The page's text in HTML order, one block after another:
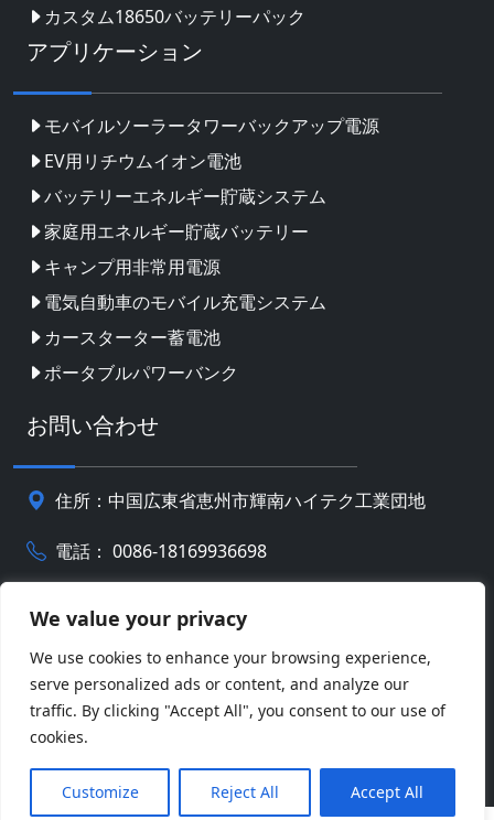
We value your privacy
We use cookies to enhance your browsing experience,
serve personalized ads or content, and analyze our
traffic. By clicking "Accept All", you consent to our use of
cookies.
Customize Reject All Accept All
カスタム18650バッテリーパック
アプリケーション
モバイルソーラータワーバックアップ電源
EV用リチウムイオン電池
バッテリーエネルギー貯蔵システム
家庭用エネルギー貯蔵バッテリー
キャンプ用非常用電源
電気自動車のモバイル充電システム
カースターター蓄電池
ポータブルパワーバンク
お問い合わせ
住所：中国広東省恵州市輝南ハイテク工業団地
電話： 0086-18169936698
プライバシーポリシー
© 著作権 2026 恵州JBバッテリーテクノロジーリミテッ
LinkedInWhatsApp
共